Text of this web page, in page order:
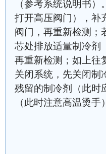
（参考系统说明书
打开高压阀门），补
阀门，再重新检测；
芯处排放适量制冷剂
再重新检测；如上往
关闭系统，先关闭制
残留的制冷剂（此时
（此时注意高温烫